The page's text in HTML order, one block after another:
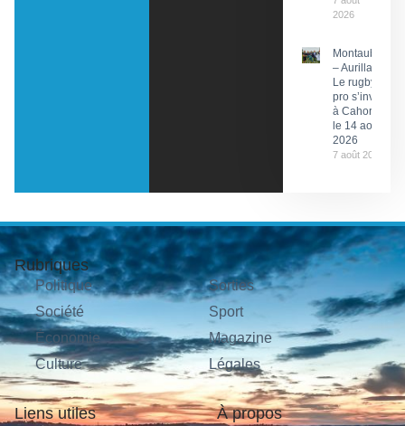
2026
Montauban
– Aurillac :
Le rugby
pro s’invite
à Cahors
le 14 août
2026
7 août 2026
Rubriques
Politique
Société
Économie
Culture
Sorties
Sport
Magazine
Légales
Liens utiles À propos